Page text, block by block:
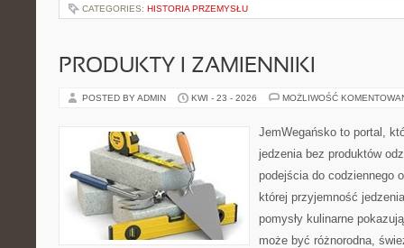
CATEGORIES: HISTORIA PRZEMYSŁU
PRODUKTY I ZAMIENNIKI
POSTED BY ADMIN KWI - 23 - 2026 MOŻLIWOŚĆ
JemWegańsko to portal,
jedzenia bez produktów
podejścia do codziennego
której przyjemność
pomysły kulinarne
może być różnorodna,